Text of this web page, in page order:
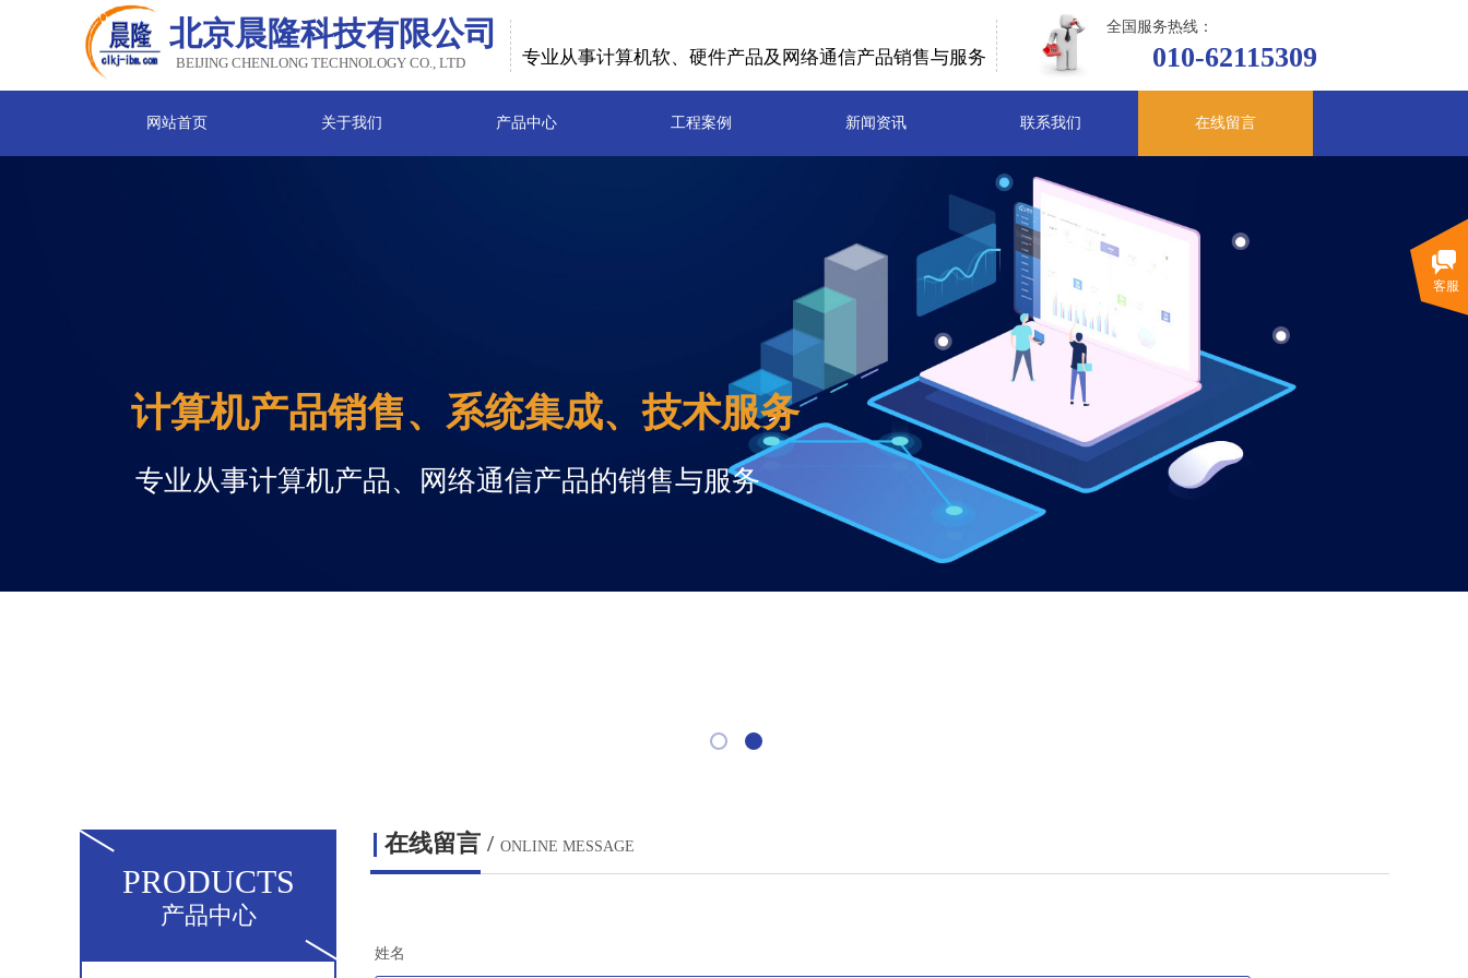
北京晨隆科技有限公司 全国服务热线：
010-62115309
专业从事计算机软、硬件产品及 网络通信产品销售与服务
BEIJING CHENLONG TECHNOLOGY CO., LTD
网站首页 关于我们 产品中心 工程案例 新闻资讯 联系我们 在线留言
计算机产品销售、系统集成、技术服务
专业从事计算机产品、网络通信产品的销售与服务
PRODUCTS
产品中心
在线留言 / ONLINE MESSAGE
姓名
客服